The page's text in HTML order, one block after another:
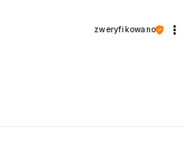
zweryfikowano